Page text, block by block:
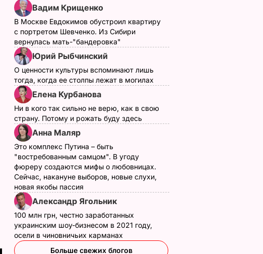
Вадим Крищенко
В Москве Евдокимов обустроил квартиру
с портретом Шевченко. Из Сибири
вернулась мать-"бандеровка"
Юрий Рыбчинский
О ценности культуры вспоминают лишь
тогда, когда ее столпы лежат в могилах
Елена Курбанова
Ни в кого так сильно не верю, как в свою
страну. Потому и рожать буду здесь
Анна Маляр
Это комплекс Путина – быть
"востребованным самцом". В угоду
фюреру создаются мифы о любовницах.
Сейчас, накануне выборов, новые слухи,
новая якобы пассия
Александр Ягольник
100 млн грн, честно заработанных
украинским шоу-бизнесом в 2021 году,
осели в чиновничьих карманах
Больше свежих блогов